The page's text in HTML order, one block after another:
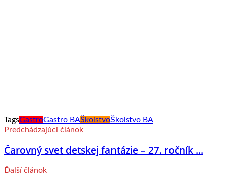
TagsGastroGastro BAŠkolstvoŠkolstvo BA
Predchádzajúci článok
Čarovný svet detskej fantázie – 27. ročník ...
Ďalší článok